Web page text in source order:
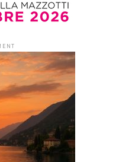
29 Luglio 2026